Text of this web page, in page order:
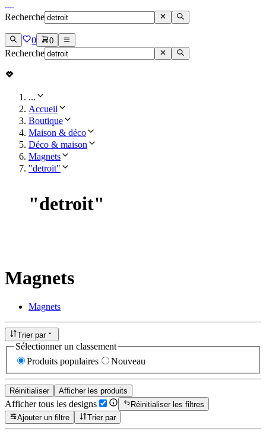
Recherche
0 0
Recherche
...
Accueil
Boutique
Maison & déco
Déco & maison
Magnets
"detroit"
"detroit"
Magnets
Magnets
Trier par
Sélectionner un classement
Produits populaires
Nouveau
Réinitialiser Afficher les produits
Afficher tous les designs
Réinitialiser les filtres
Ajouter un filtre
Trier par